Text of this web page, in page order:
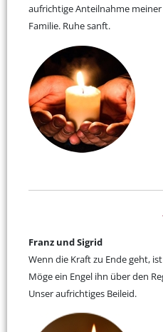
aufrichtige Anteilnahme
Familie. Ruhe sanft.
Franz und Sigrid
Wenn die Kraft zu Ende geht,
Möge ein Engel ihn über den
Unser aufrichtiges Beileid.